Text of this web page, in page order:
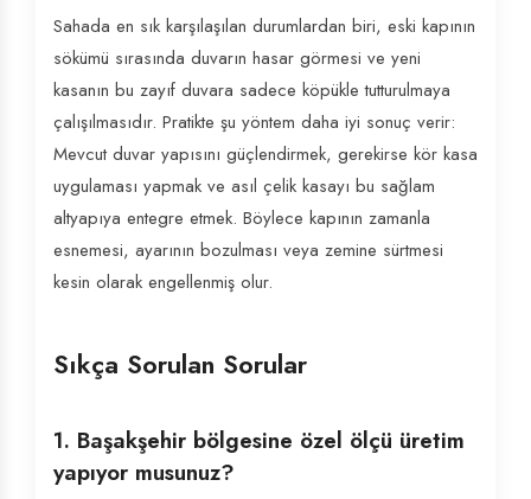
Sahada en sık karşılaşılan durumlardan biri, eski kapının
sökümü sırasında duvarın hasar görmesi ve yeni
kasanın bu zayıf duvara sadece köpükle tutturulmaya
çalışılmasıdır. Pratikte şu yöntem daha iyi sonuç verir:
Mevcut duvar yapısını güçlendirmek, gerekirse kör kasa
uygulaması yapmak ve asıl çelik kasayı bu sağlam
altyapıya entegre etmek. Böylece kapının zamanla
esnemesi, ayarının bozulması veya zemine sürtmesi
kesin olarak engellenmiş olur.
Sıkça Sorulan Sorular
1. Başakşehir bölgesine özel ölçü üretim
yapıyor musunuz?